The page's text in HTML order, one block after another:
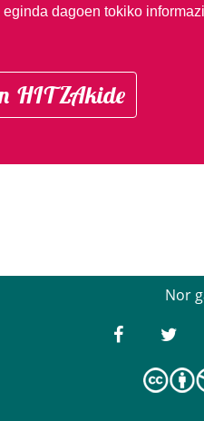
dagoen tokiko
HITZAkide
Nor